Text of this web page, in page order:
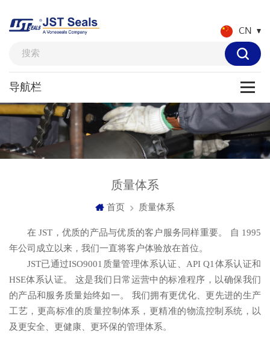
CN
质量体系
首页 质量体系
在 JST，优质的产品与优质的客户服务同样重要。 自 1995
年公司成立以来，我们一直将客户体验放在首位。
JST已通过ISO9001质量管理体系认证、API Q1体系认证和
HSE体系认证。 这是我们日常运营中的标准程序，以确保我们
的产品和服务质量始终如一。 我们拥有更优化、更先进的生产
工艺，更高标准的质量控制体系，更精准的物流控制系统，以
及更安全、更健康、更环保的管理体系。